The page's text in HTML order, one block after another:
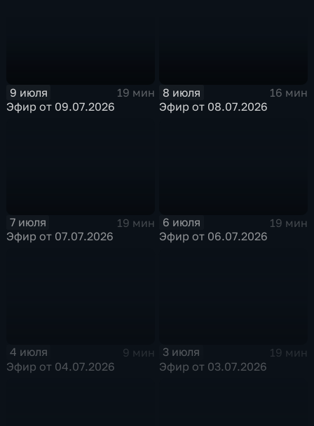
9 июля
19 мин
Эфир от 09.07.2026
8 июля
16 мин
Эфир от 08.07.2026
7 июля
19 мин
Эфир от 07.07.2026
6 июля
19 мин
Эфир от 06.07.2026
4 июля
9 мин
Эфир от 04.07.2026
3 июля
19 мин
Эфир от 03.07.2026